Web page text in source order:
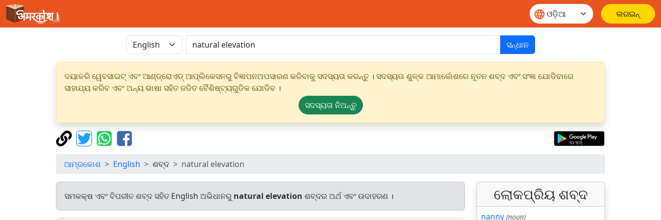
ଲଗଇନ୍
ସନ୍ଧାନ
ଦୟାକରି ୱେବସାଇଟ୍ ଏବଂ ଆଣ୍ଡ୍ରୋଏଡ୍ ଆପ୍ଲିକେସନରୁ ବିଜ୍ଞାପନଅପସାରଣ କରିବାକୁ ସଦସ୍ୟତା କରନ୍ତୁ । ସଦସ୍ୟତା ଶୁଳ୍କ ଆମାର୍କୋଶରେ ନୂତନ ଶବ୍ଦ ଏବଂ ସଂଜ୍ଞା ଯୋଡିବାରେ
ସାହାଯ୍ୟ କରିବ ଏବଂ ଅନ୍ୟ ଭାଷା ସହିତ ଜଡିତ ବୈଶିଷ୍ଟ୍ୟଗୁଡିକ ଯୋଡିବ ।
ସଦସ୍ୟତା ନିଅନ୍ତୁ
ଆମ୍ରକୋଶ English ଶବ୍ଦ natural elevation
ସମକକ୍ଷ ଏବଂ ବିପରୀତ ଶବ୍ଦ ସହିତ English ଅଭିଧାନରୁ natural elevation ଶବ୍ଦର ଅର୍ଥ ଏବଂ ଉଦାହରଣ । ଲୋକପ୍ରିୟ ଶବ୍ଦ
nanny (noun)